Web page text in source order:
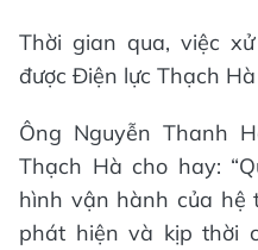
Thời gian qua, việc
được Điện lực Thạch
Ông Nguyễn Thanh
Thạch Hà cho hay:
hình vận hành của hệ
phát hiện và kịp thời